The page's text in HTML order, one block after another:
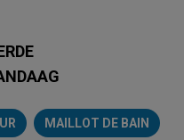
MAILLOT DE BAIN